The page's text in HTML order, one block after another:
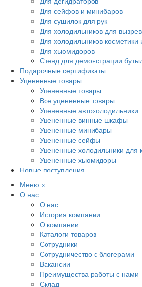
Для сейфов и минибаров
Для сушилок для рук
Для холодильников для
Для холодильников косметики
Для хьюмидоров
Стенд для демонстрации
Подарочные сертификаты
Уцененные товары
Уцененные товары
Все уцененные товары
Уцененные автохолодильники
Уцененные винные шкафы
Уцененные минибары
Уцененные сейфы
Уцененные холодильники для
Уцененные хьюмидоры
Новые поступления
Меню ×
О нас
О нас
История компании
О компании
Каталоги товаров
Сотрудники
Сотрудничество с блогерами
Вакансии
Преимущества работы с нами
Склад